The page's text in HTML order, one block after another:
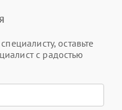
оставьте
с радостью